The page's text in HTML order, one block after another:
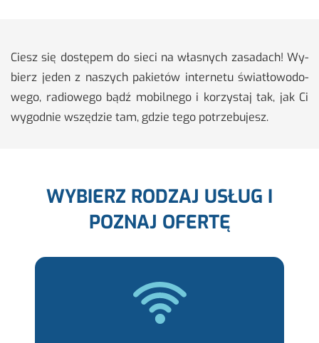
Ciesz się do­stę­pem do sieci na wła­snych za­sa­dach! Wy­
bierz jeden z na­szych pa­kie­tów in­ter­ne­tu świa­tło­wo­do­
we­go, ra­dio­we­go bądź mo­bil­ne­go i ko­rzy­staj tak, jak Ci
wy­god­nie wszę­dzie tam, gdzie tego po­trze­bu­jesz.
WYBIERZ RODZAJ USŁUG I
POZNAJ OFERTĘ